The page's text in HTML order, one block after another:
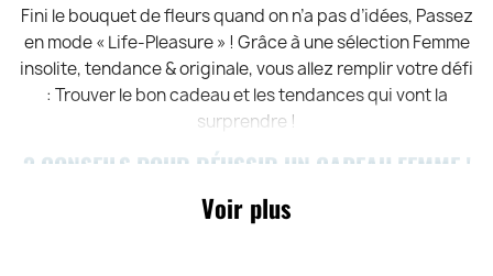
Fini le bouquet de fleurs quand on n’a pas d’idées, Passez
en mode « Life-Pleasure » ! Grâce à une sélection Femme
insolite, tendance & originale, vous allez remplir votre défi
: Trouver le bon cadeau et les tendances qui vont la
surprendre !
3 CONSEILS POUR RÉUSSIR UN CADEAU FEMME !
Un cadeau pour sa femme ou sa copine !
Voir plus